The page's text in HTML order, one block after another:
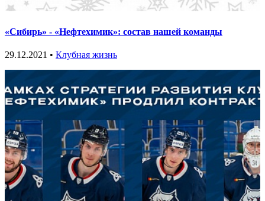
«Сибирь» - «Нефтехимик»: состав нашей команды
29.12.2021 • Клубная жизнь